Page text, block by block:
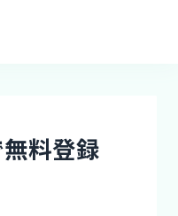
料登録